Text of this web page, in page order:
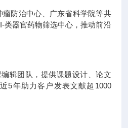
防治中心、广东省科学院等共
类器官药物筛选中心，推动前沿
辑团队，提供课题设计、论文
5年助力客户发表文献超1000